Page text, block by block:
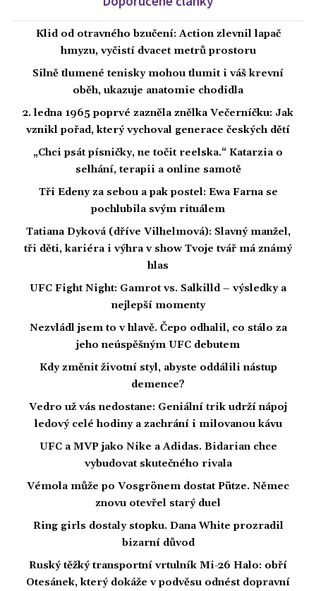
Klid od otravného bzučení: Action zlevnil lapač
hmyzu, vyčistí dvacet metrů prostoru
Silně tlumené tenisky mohou tlumit i váš krevní
oběh, ukazuje anatomie chodidla
2. ledna 1965 poprvé zazněla znělka Večerníčku: Jak
vznikl pořad, který vychoval generace českých dětí
„Chci psát písničky, ne točit reelska.“ Katarzia o
selhání, terapii a online samotě
Tři Edeny za sebou a pak postel: Ewa Farna se
pochlubila svým rituálem
Tatiana Dyková (dříve Vilhelmová): Slavný manžel,
tři děti, kariéra i výhra v show Tvoje tvář má známý
hlas
UFC Fight Night: Gamrot vs. Salkilld – výsledky a
nejlepší momenty
Nezvládl jsem to v hlavě. Čepo odhalil, co stálo za
jeho neúspěšným UFC debutem
Kdy změnit životní styl, abyste oddálili nástup
demence?
Vedro už vás nedostane: Geniální trik udrží nápoj
ledový celé hodiny a zachrání i milovanou kávu
UFC a MVP jako Nike a Adidas. Bidarian chce
vybudovat skutečného rivala
Vémola může po Vosgrönem dostat Pütze. Němec
znovu otevřel starý duel
Ring girls dostaly stopku. Dana White prozradil
bizarní důvod
Ruský těžký transportní vrtulník Mi-26 Halo: obří
Otesánek, který dokáže v podvěsu odnést dopravní